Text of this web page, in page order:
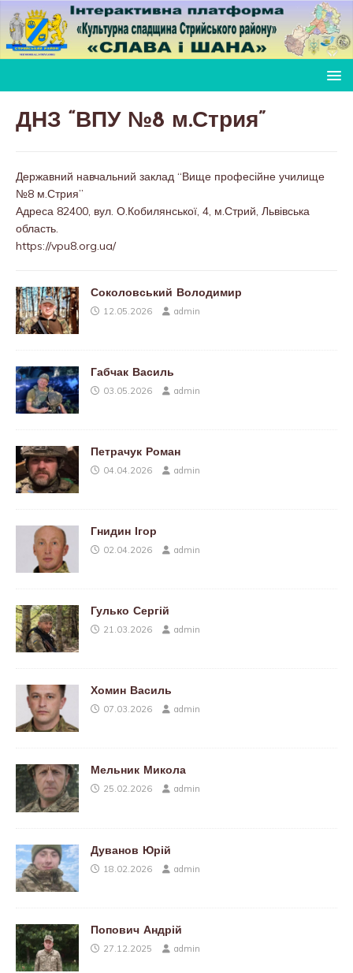
ДНЗ “ВПУ №8 м.Стрия”
Державний навчальний заклад “Вище професійне училище
№8 м.Стрия”
Адреса 82400, вул. О.Кобилянської, 4, м.Стрий, Львівська
область.
https://vpu8.org.ua/
Соколовський Володимир
12.05.2026 admin
Габчак Василь
03.05.2026 admin
Петрачук Роман
04.04.2026 admin
Гнидин Ігор
02.04.2026 admin
Гулько Сергій
21.03.2026 admin
Хомин Василь
07.03.2026 admin
Мельник Микола
25.02.2026 admin
Дуванов Юрій
18.02.2026 admin
Попович Андрій
27.12.2025 admin